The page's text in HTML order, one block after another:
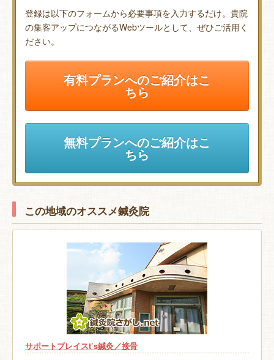
登録は以下のフォームから必要事項を入力するだけ。貴院
の集客アップにつながるWebツールとして、ぜひご活用く
ださい。
有料プランへのご紹介はこ
ちら
無料プランへのご紹介はこ
ちら
この地域のオススメ鍼灸院
サポートプレイスt’s鍼灸／接骨